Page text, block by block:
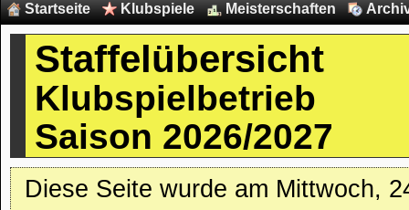
Startseite Klubspiele Meisterschaften
Staffelübersicht
Klubspielbetrieb
Saison 2026/2027
Diese Seite wurde am Mittwoch,